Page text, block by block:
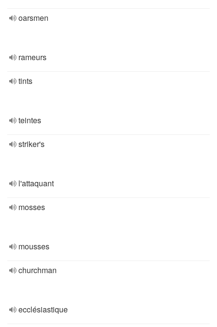
oarsmen
rameurs
tints
teintes
striker's
l'attaquant
mosses
mousses
churchman
ecclésiastique